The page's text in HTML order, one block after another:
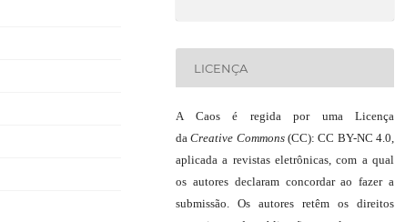
LICENÇA
A Caos é regida por uma Licença
daCreative Commons(CC): CC BY-NC 4.0,
aplicada a revistas eletrônicas, com a qual
os autores declaram concordar ao fazer a
submissão. Os autores retêm os direitos